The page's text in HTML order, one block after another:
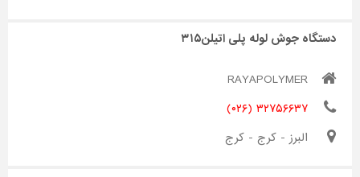
دستگاه جوش لوله پلی اتیلن۳۱۵
RAYAPOLYMER
۳۲۷۵۶۶۳۷ (۰۲۶)
البرز - کرج - کرج